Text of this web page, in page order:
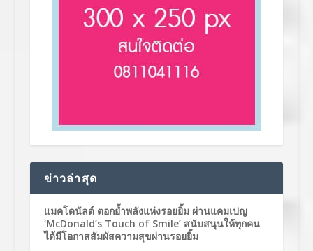
ข่าวล่าสุด
แมคโดนัลด์ ตอกย้ำพลังแห่งรอยยิ้ม ผ่านแคมเปญ
‘McDonald’s Touch of Smile’ สนับสนุนให้ทุกคน
ได้มีโอกาสสัมผัสความสุขผ่านรอยยิ้ม